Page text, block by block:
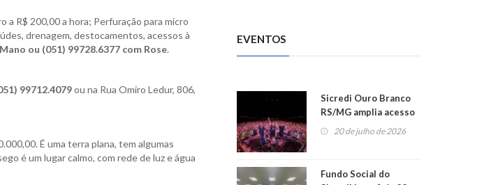
a R$ 200,00 a hora; Perfuração para micro
drenagem, destocamentos, acessos à
ou (051) 99728.6377 com Rose.
99712.4079ou na Rua Omiro Ledur, 806,
É uma terra plana, tem algumas
é um lugar calmo, com rede de luz e água
EVENTOS
Sicredi Ouro Branco
RS/MG amplia acesso
ao show dos 45 anos
20 de julho de 2026
Fundo Social do